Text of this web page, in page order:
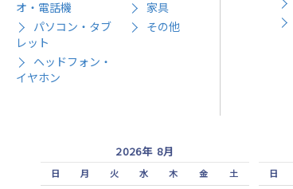
オ・電話機
パソコン・タブ
レット
ヘッドフォン・
イヤホン
家具
その他
2026年 8月
日 月 火 水 木 金 土 日